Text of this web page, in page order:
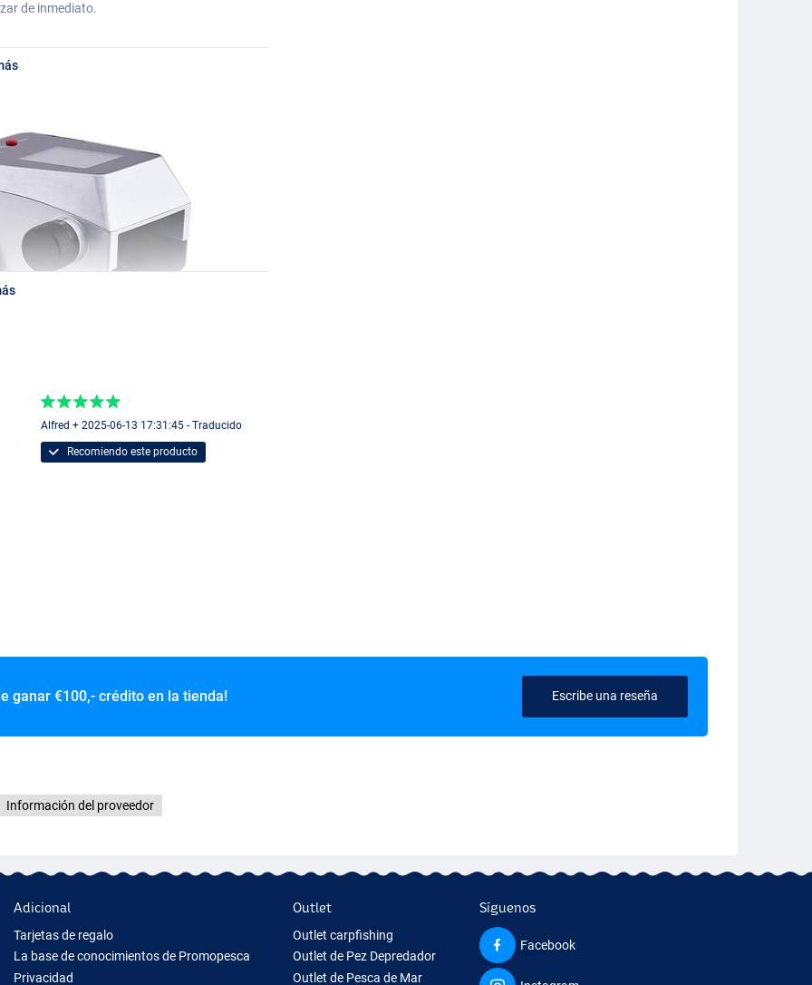
de inmediato.
Alfred + 2025-06-13 17:31:45 - Traducido
Recomiendo este producto
ganar €100,- crédito en la tienda! Escribe una reseña
Información del proveedor
Adicional
Tarjetas de regalo
La base de conocimientos de Promopesca
Privacidad
Outlet
Outlet carpfishing
Outlet de Pez Depredador
Outlet de Pesca de Mar
Síguenos
Facebook